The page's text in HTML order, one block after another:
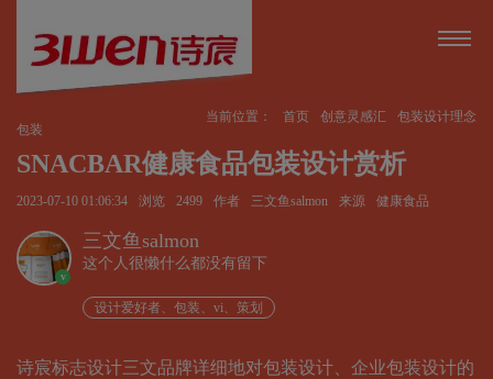
当前位置： 首页 创意灵感汇
包装设计理念
包装
SNACBAR健康食品包装设计赏析
2023-07-10 01:06:34 浏览 2499 作者 三文鱼salmon 来源 健康食品
v
三文鱼salmon
这个人很懒什么都没有留下
设计爱好者、包装、vi、策划
诗宸标志设计三文品牌详细地对包装设计、企业包装设计的